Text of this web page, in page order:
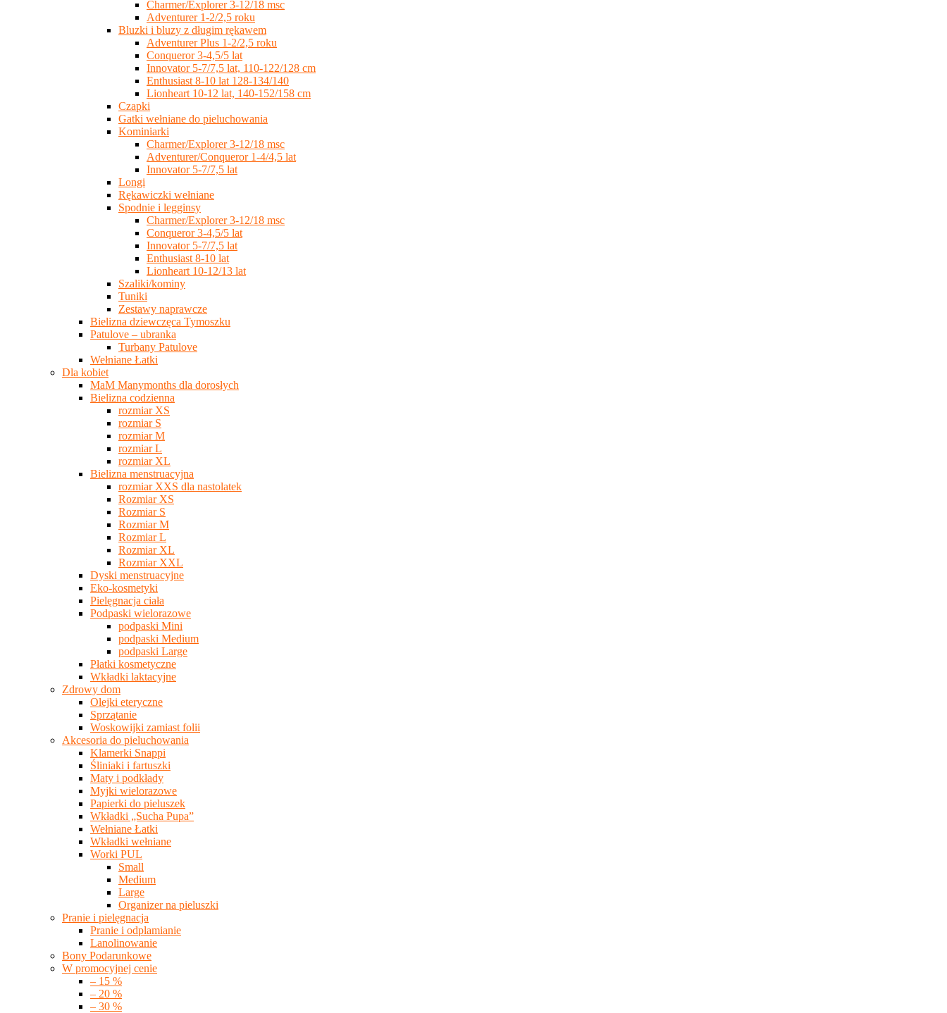
Charmer/Explorer 3-12/18 msc
Adventurer 1-2/2,5 roku
Bluzki i bluzy z długim rękawem
Adventurer Plus 1-2/2,5 roku
Conqueror 3-4,5/5 lat
Innovator 5-7/7,5 lat, 110-122/128 cm
Enthusiast 8-10 lat 128-134/140
Lionheart 10-12 lat, 140-152/158 cm
Czapki
Gatki wełniane do pieluchowania
Kominiarki
Charmer/Explorer 3-12/18 msc
Adventurer/Conqueror 1-4/4,5 lat
Innovator 5-7/7,5 lat
Longi
Rękawiczki wełniane
Spodnie i legginsy
Charmer/Explorer 3-12/18 msc
Conqueror 3-4,5/5 lat
Innovator 5-7/7,5 lat
Enthusiast 8-10 lat
Lionheart 10-12/13 lat
Szaliki/kominy
Tuniki
Zestawy naprawcze
Bielizna dziewczęca Tymoszku
Patulove – ubranka
Turbany Patulove
Wełniane Łatki
Dla kobiet
MaM Manymonths dla dorosłych
Bielizna codzienna
rozmiar XS
rozmiar S
rozmiar M
rozmiar L
rozmiar XL
Bielizna menstruacyjna
rozmiar XXS dla nastolatek
Rozmiar XS
Rozmiar S
Rozmiar M
Rozmiar L
Rozmiar XL
Rozmiar XXL
Dyski menstruacyjne
Eko-kosmetyki
Pielęgnacja ciała
Podpaski wielorazowe
podpaski Mini
podpaski Medium
podpaski Large
Płatki kosmetyczne
Wkładki laktacyjne
Zdrowy dom
Olejki eteryczne
Sprzątanie
Woskowijki zamiast folii
Akcesoria do pieluchowania
Klamerki Snappi
Śliniaki i fartuszki
Maty i podkłady
Myjki wielorazowe
Papierki do pieluszek
Wkładki „Sucha Pupa”
Wełniane Łatki
Wkładki wełniane
Worki PUL
Small
Medium
Large
Organizer na pieluszki
Pranie i pielęgnacja
Pranie i odplamianie
Lanolinowanie
Bony Podarunkowe
W promocyjnej cenie
– 15 %
– 20 %
– 30 %